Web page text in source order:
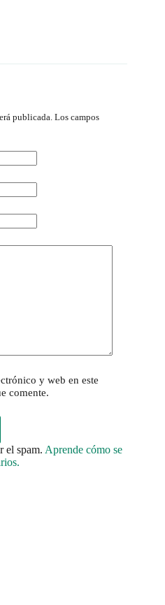
publicada. Los campos
y web en este
comente.
el spam. Aprende cómo se